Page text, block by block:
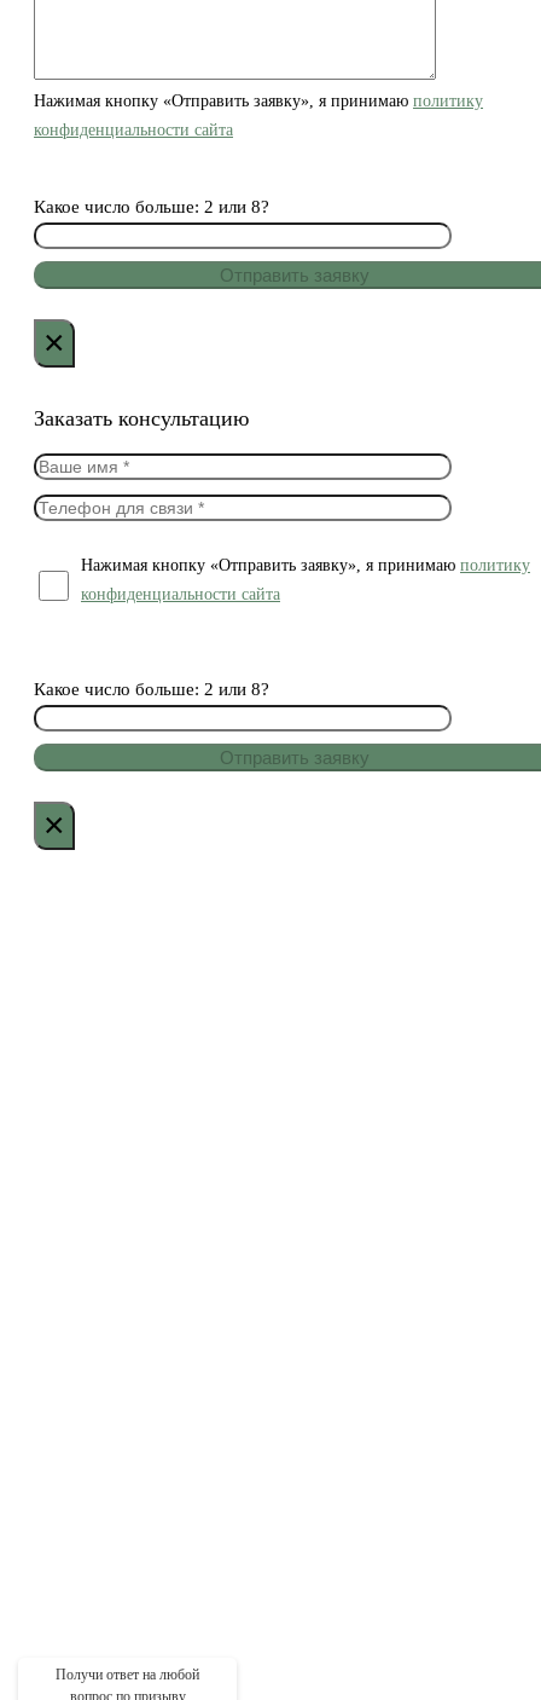
Нажимая кнопку «Отправить заявку», я принимаю политику
конфиденциальности сайта
Какое число больше: 2 или 8?
×
Заказать консультацию
Нажимая кнопку «Отправить заявку», я принимаю политику
конфиденциальности сайта
Какое число больше: 2 или 8?
×
Получи ответ на любой
вопрос по призыву